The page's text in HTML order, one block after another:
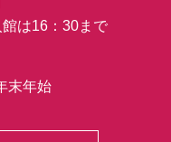
は16：30まで
末年始